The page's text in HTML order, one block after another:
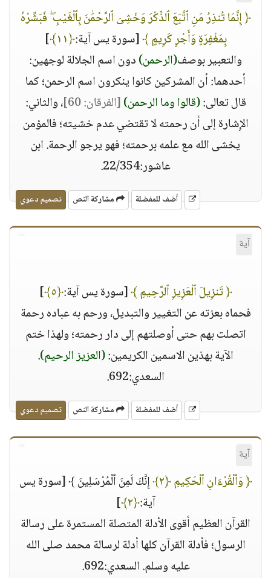
﴿ إِنَّمَا تُنذِرُ مَنِ ٱتَّبَعَ ٱلذِّكْرَ وَخَشِىَ ٱلرَّحْمَٰنَ بِٱلْغَيْبِ ۖ فَبَشِّرْهُ
بِمَغْفِرَةٍ وَأَجْرٍ كَرِيمٍ ﴾[سورة يس آية:﴿١١﴾
]
والتعبير بوصف(الرحمن)دون اسم الجلالة لوجهين:
أحدهما: أن المشركين كانوا ينكرون اسم الرحمن؛ كما
قال تعالى:(قالوا وما الرحمن)[الفرقان: 60]
، والثاني:
الإِشارة إلى أن رحمته لا تقتضي عدم خشيته؛ فالمؤمن
يخشى الله مع علمه برحمته؛ فهو يرجو الرحمة. ابن
عاشور:22/354.
أضف للمفضلة مشاركة النص تصميم دعوي
آية
﴿ تَنزِيلَ ٱلْعَزِيزِ ٱلرَّحِيمِ ﴾[سورة يس آية:﴿٥﴾
]
فحماه بعزته عن التغيير والتبديل، ورحم به عباده رحمة
اتصلت بهم حتى أوصلتهم إلى دار رحمته؛ ولهذا ختم
الآية بهذين الاسمين الكريمين:(العزيز الرحيم).
السعدي:692.
أضف للمفضلة مشاركة النص تصميم دعوي
آية
﴿ وَٱلْقُرْءَانِ ٱلْحَكِيمِ ﴿٢﴾
إِنَّكَ لَمِنَ ٱلْمُرْسَلِينَ ﴾ [سورة يس
آية:﴿٢﴾
]
القرآن العظيم أقوى الأدلة المتصلة المستمرة على رسالة
الرسول؛ فأدلة القرآن كلها أدلة لرسالة محمد صلى الله
عليه وسلم. السعدي:692.